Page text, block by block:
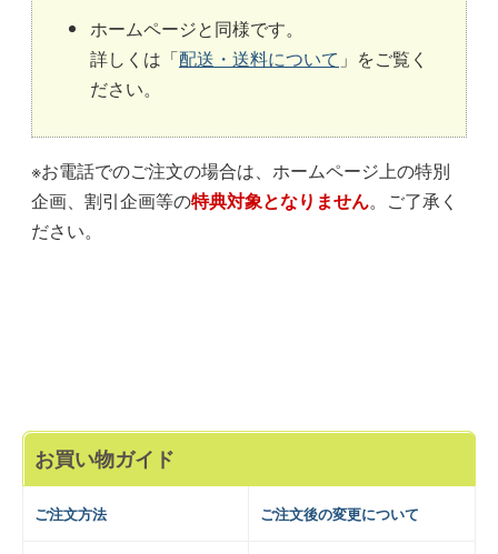
お買い物ガイド
ご注文方法 ご注文後の変更について
ホームページと同様です。
詳しくは「配送・送料について 」をご覧く
ださい。
※お電話でのご注文の場合は、ホームページ上の特別
企画、割引企画等の特典対象となりません。ご了承く
ださい。